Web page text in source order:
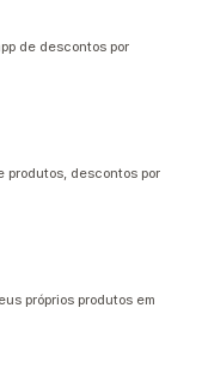
de descontos por
produtos, descontos por
próprios produtos em